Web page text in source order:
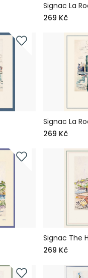
Signac La
269 Kč
Signac La
269 Kč
Signac The
269 Kč